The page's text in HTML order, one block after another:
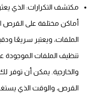
مكتشف التكرارات: الذي
أماكن مختلفة على القرص
الملفات، ويعتبر سريعًا
تنظيف الملفات الموجودة
والخارجية. يمكن أن توفر
القرص، والوقت الذي